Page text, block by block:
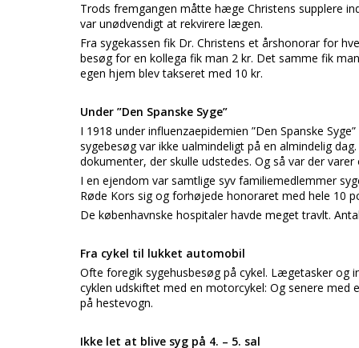
Trods fremgangen måtte hæge Christens supplere
var unødvendigt at rekvirere lægen.
Fra sygekassen fik Dr. Christens et årshonorar for
besøg for en kollega fik man 2 kr. Det samme fik
egen hjem blev takseret med 10 kr.
Under ”Den Spanske Syge”
I 1918 under influenzaepidemien ”Den Spanske
sygebesøg var ikke ualmindeligt på en almindelig
dokumenter, der skulle udstedes. Og så var der
I en ejendom var samtlige syv familiemedlemmer
Røde Kors sig og forhøjede honoraret med hele 10
De københavnske hospitaler havde meget travlt.
Fra cykel til lukket automobil
Ofte foregik sygehusbesøg på cykel. Lægetasker
cyklen udskiftet med en motorcykel: Og senere med
på hestevogn.
Ikke let at blive syg på 4. – 5. sal